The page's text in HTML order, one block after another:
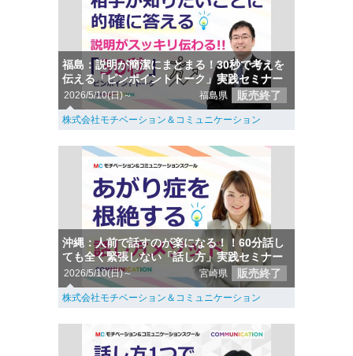
福島：説明が簡潔にまとまる！30秒で考えを
伝える「ピンポイントトーク」実践セミナー
2026/5/10(日)～ 福島県 販売終了
株式会社モチベーション＆コミュニケーション
沖縄：人前で話すのが楽になる！！60分話し
ても全く緊張しない「話し方」実践セミナー
2026/5/10(日)～ 宮崎県 販売終了
株式会社モチベーション＆コミュニケーション